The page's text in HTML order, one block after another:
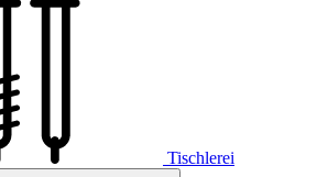
Tischlerei